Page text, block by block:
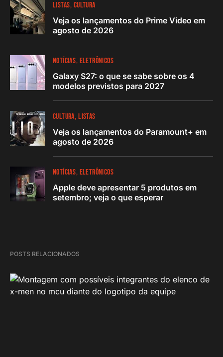
LISTAS CULTURA
Veja os lançamentos do Prime Video em
agosto de 2026
NOTÍCIAS ELETRÔNICOS
Galaxy S27: o que se sabe sobre os 4
modelos previstos para 2027
CULTURA LISTAS
Veja os lançamentos do Paramount+ em
agosto de 2026
NOTÍCIAS ELETRÔNICOS
Apple deve apresentar 5 produtos em
setembro; veja o que esperar
POSTS RELACIONADOS